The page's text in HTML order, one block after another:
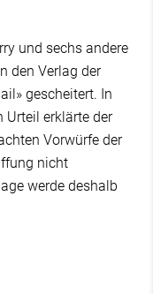
und sechs andere
den Verlag der
gescheitert. In
Urteil erklärte der
Vorwürfe der
nicht
werde deshalb